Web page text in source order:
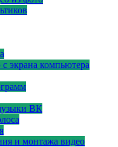
экрана компьютера
ВК
и монтажа видео